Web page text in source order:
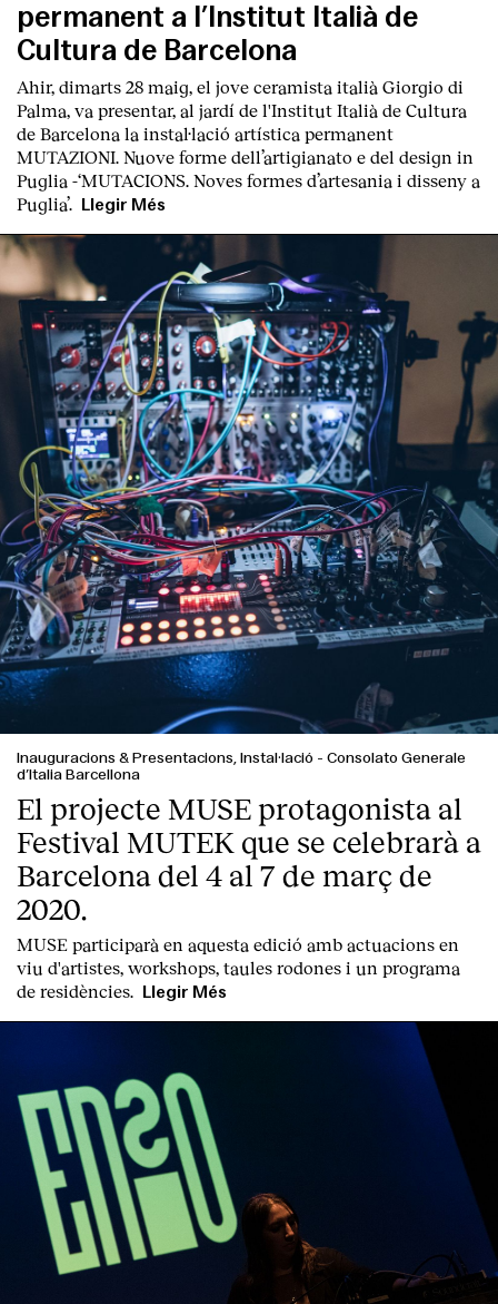
permanent a l’Institut Italià de
Cultura de Barcelona
Ahir, dimarts 28 maig, el jove ceramista italià Giorgio di
Palma , va presentar, al jardí de l'Institut Italià de Cultura
de Barcelona la instal·lació artística permanent
MUTAZIONI. Nuove forme dell’artigianato e del design in
Puglia -‘MUTACIONS. Noves formes d’artesania i disseny a
Puglia’.
Llegir Més
Inauguracions & Presentacions, Instal·lació - Consolato Generale
d’Italia Barcellona
El projecte MUSE protagonista al
Festival MUTEK que se celebrarà a
Barcelona del 4 al 7 de març de
2020.
MUSE participarà en aquesta edició amb actuacions en
viu d'artistes, workshops, taules rodones i un programa
de residències.
Llegir Més